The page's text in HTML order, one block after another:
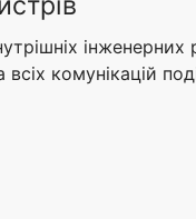
інженерних
комунікацій